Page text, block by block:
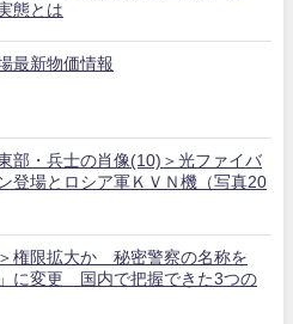
態とは
最新物価情報
部・兵士の肖像(10)＞光ファイバ
登場とロシア軍ＫＶＮ機（写真20
権限拡大か 秘密警察の名称を
」に変更 国内で把握できた3つの